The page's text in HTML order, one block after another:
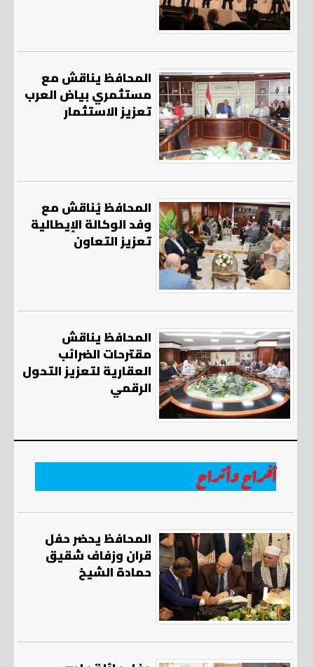
المحافظ يناقش مع
مستثمري بياض العرب
تعزيز الاستثمار
المحافظ يُناقش مع
وفد الوكالة الإيطالية
تعزيز التعاون
المحافظ يناقش
مقترحات الضرائب
العقارية لتعزيز التحول
الرقمي
أفراح وأتراح
المحافظ يحضر حفل
قران وزفاف شقيق
حمادة الشيخ